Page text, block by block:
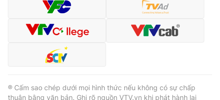
® Cấm sao chép dưới mọi hình thức nếu không có sự chấp
thuận bằng văn bản. Ghi rõ nguồn VTV.vn khi phát hành lại